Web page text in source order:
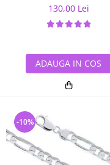
130,00 Lei
ADAUGA IN COS
-10%